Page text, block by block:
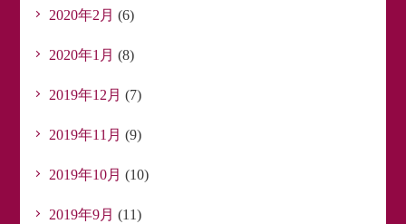
2020年2月 (6)
2020年1月 (8)
2019年12月 (7)
2019年11月 (9)
2019年10月 (10)
2019年9月 (11)